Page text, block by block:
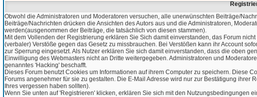
Obwohl die Administratoren und Moderatoren versuchen, alle unerwünschten Beiträge/
Beiträge/Nachrichten drücken die Ansichten des Autors aus und die Administratoren,
werden(ausgenommen der Beiträge, die tatsächlich von diesen stammen).
Mit dem Vollenden der Registrierung erklären Sie Sich damit einverstanden, das Forum
(verbaler) Verstöße gegen das Gesetz zu missbrauchen. Bei Verstößen kann ihr Account
zur Sperrung eingesetzt. Als Nutzer erklären Sie sich damit einverstanden, dass die oben
Einwilligung des Webmasters nicht an Dritte weitergegeben. Administratoren und
genanntes 'Hacking' beschafft.
Dieses Forum benutzt Cookies um Informationen auf ihrem Computer zu speichern. Diese
Forums angenehmer für sie zu gestalten. Die E-Mail Adresse wird nur zur Bestätigung
Ihres vergessen haben sollten).
Wenn Sie unten auf 'Registrieren' klicken, erklären Sie sich mit den Nutzungsbedingungen